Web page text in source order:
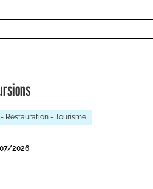
Restauration - Tourisme
2026